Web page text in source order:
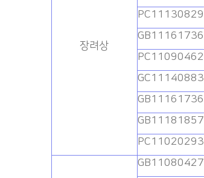
장려상
PC11130829
GB11161736
PC11090462
GC11140883
GB11161736
GB11181857
PC11020293
GB11080427